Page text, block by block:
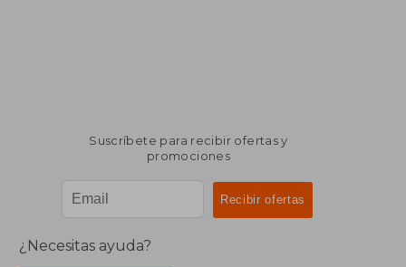
Suscríbete para recibir ofertas y
promociones
¿Necesitas ayuda?